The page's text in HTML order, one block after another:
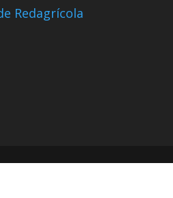
Redagrícola